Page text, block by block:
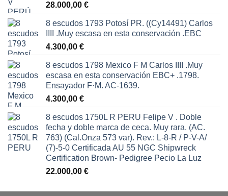
28.000,00 €
8 escudos 1793 Potosí PR. ((Cy14491) Carlos
IIII .Muy escasa en esta conservación .EBC
4.300,00 €
8 escudos 1798 Mexico F M Carlos IIII .Muy
escasa en esta conservación EBC+ .1798.
Ensayador F·M. AC-1639.
4.300,00 €
8 escudos 1750L R PERU Felipe V . Doble
fecha y doble marca de ceca. Muy rara. (AC.
763) (Cal.Onza 573 var). Rev.: L-8-R / P-V-A/
(7)-5-0 Certificada AU 55 NGC Shipwreck
Certification Brown- Pedigree Pecio La Luz
22.000,00 €